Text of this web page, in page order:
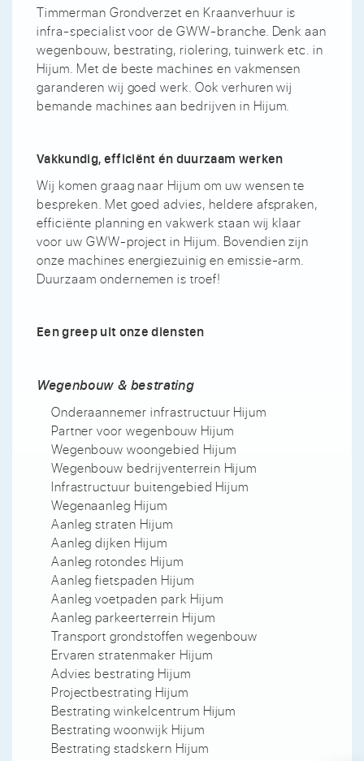
Timmerman Grondverzet en Kraanverhuur is
infra-specialist voor de GWW-branche. Denk aan
wegenbouw, bestrating, riolering, tuinwerk etc. in
Hijum. Met de beste machines en vakmensen
garanderen wij goed werk. Ook verhuren wij
bemande machines aan bedrijven in Hijum.
Vakkundig, efficiënt én duurzaam werken
Wij komen graag naar Hijum om uw wensen te
bespreken. Met goed advies, heldere afspraken,
efficiënte planning en vakwerk staan wij klaar
voor uw GWW-project in Hijum. Bovendien zijn
onze machines energiezuinig en emissie-arm.
Duurzaam ondernemen is troef!
Een greep uit onze diensten
Wegenbouw & bestrating
Onderaannemer infrastructuur Hijum
Partner voor wegenbouw Hijum
Wegenbouw woongebied Hijum
Wegenbouw bedrijventerrein Hijum
Infrastructuur buitengebied Hijum
Wegenaanleg Hijum
Aanleg straten Hijum
Aanleg dijken Hijum
Aanleg rotondes Hijum
Aanleg fietspaden Hijum
Aanleg voetpaden park Hijum
Aanleg parkeerterrein Hijum
Transport grondstoffen wegenbouw
Ervaren stratenmaker Hijum
Advies bestrating Hijum
Projectbestrating Hijum
Bestrating winkelcentrum Hijum
Bestrating woonwijk Hijum
Bestrating stadskern Hijum